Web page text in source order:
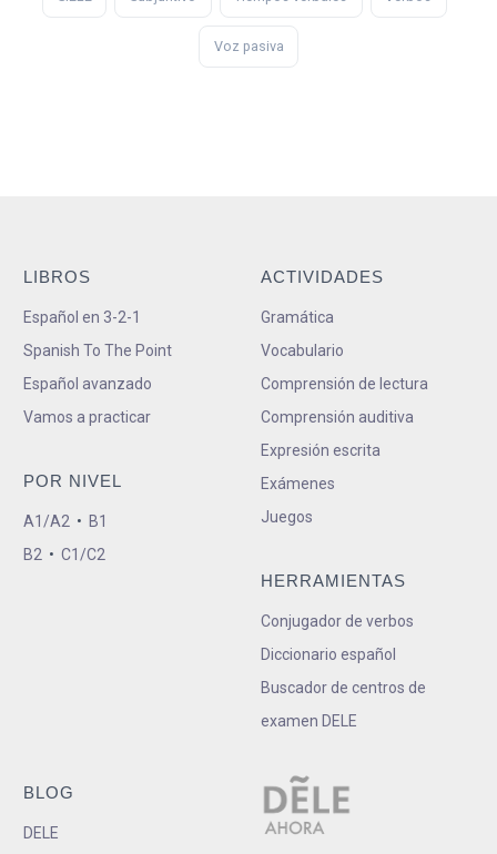
Voz pasiva
LIBROS
Español en 3-2-1
Spanish To The Point
Español avanzado
Vamos a practicar
POR NIVEL
A1/A2 • B1
B2 • C1/C2
ACTIVIDADES
Gramática
Vocabulario
Comprensión de lectura
Comprensión auditiva
Expresión escrita
Exámenes
Juegos
HERRAMIENTAS
Conjugador de verbos
Diccionario español
Buscador de centros de
examen DELE
BLOG
DELE